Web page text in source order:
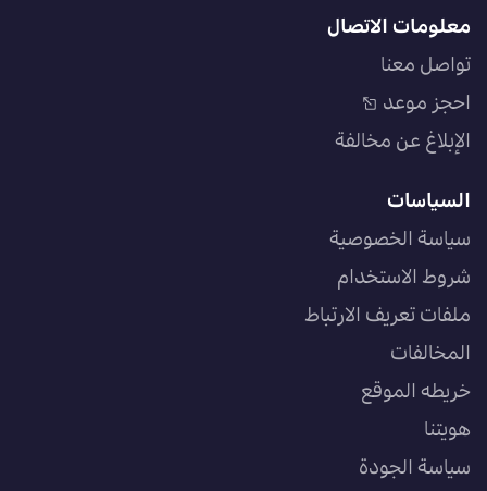
معلومات الاتصال
تواصل معنا
احجز موعد
الإبلاغ عن مخالفة
السياسات
سياسة الخصوصية
شروط الاستخدام
ملفات تعريف الارتباط
المخالفات
خريطه الموقع
هويتنا
سياسة الجودة